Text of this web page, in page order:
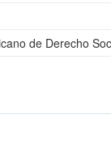
de Derecho